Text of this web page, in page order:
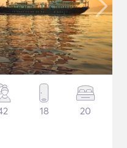
18 20